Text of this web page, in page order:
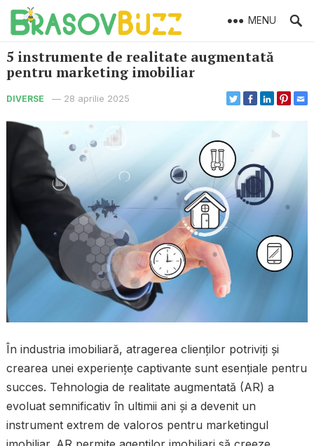
MENU
5 instrumente de realitate augmentată
pentru marketing imobiliar
DIVERSE — 28 aprilie 2025
În industria imobiliară, atragerea clienților potriviți și
crearea unei experiențe captivante sunt esențiale pentru
succes. Tehnologia de realitate augmentată (AR) a
evoluat semnificativ în ultimii ani și a devenit un
instrument extrem de valoros pentru marketingul